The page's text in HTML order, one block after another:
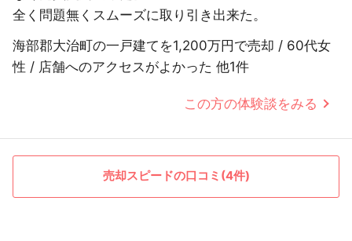
全く問題無くスムーズに取り引き出来た。
海部郡大治町の一戸建てを1,200万円で売却 / 60代女
性 / 店舗へのアクセスがよかった 他1件
この方の体験談をみる
売却スピードの口コミ(4件)